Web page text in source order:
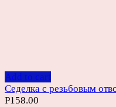
Add to cart
Седелка с резьбовым
Р158.00